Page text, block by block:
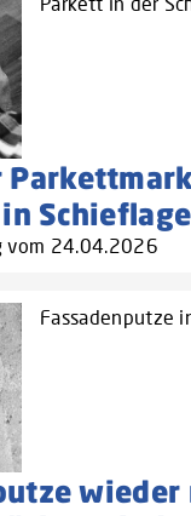
Schieflage
vom 24.04.2026
Fassadenputze